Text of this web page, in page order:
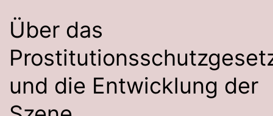
Über das
und die Entwicklung der